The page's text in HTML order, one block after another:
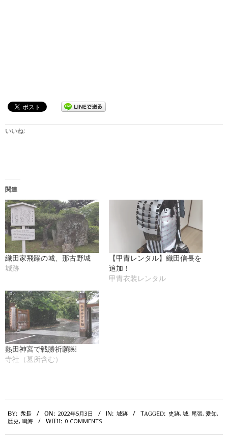
いいね:
関連
織田家飛躍の城、那古野城
城跡
【甲冑レンタル】織田信長を
追加！
甲冑衣装レンタル
熱田神宮で戦勝祈願￼
寺社（墓所含む）
05-
BY: 衆長 ON: 2022年5月3日 IN: 城跡 TAGGED: 史跡, 城, 尾張, 愛知,
歴史, 鳴海 WITH: 0 COMMENTS